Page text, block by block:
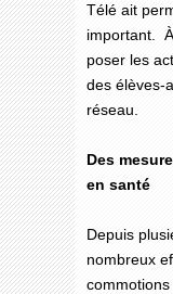
Télé ait
important.
poser les
des élèves-
réseau.
Des
en santé
Depuis
nombreux